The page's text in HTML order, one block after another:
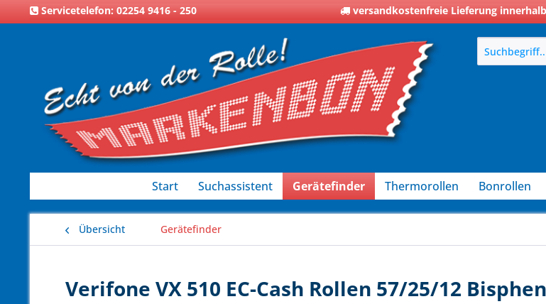
Servicetelefon: 02254 9416 - 250 versandkostenfreie Lieferung
Start Suchassistent Gerätefinder Thermorollen Bonrollen
Übersicht Gerätefinder
Verifone VX 510 EC-Cash Rollen 57/25/12